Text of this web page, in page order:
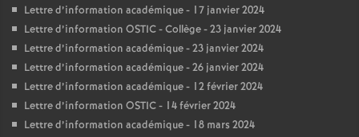
Lettre d’information académique - 17 janvier 2024
Lettre d’information OSTIC - Collège - 23 janvier 2024
Lettre d’information académique - 23 janvier 2024
Lettre d’information académique - 26 janvier 2024
Lettre d’information académique - 12 février 2024
Lettre d’information OSTIC - 14 février 2024
Lettre d’information académique - 18 mars 2024